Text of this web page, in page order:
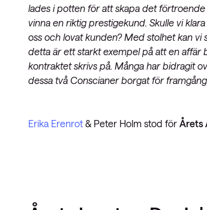
lades i potten för att skapa det
vinna en riktig prestigekund. Skulle vi
oss och lovat kunden? Med stolhet kan vi
detta är ett starkt exempel på att en affär
kontraktet skrivs på. Många har bidragit
dessa två Conscianer borgat för framgång.
Erika Erenrot& Peter Holm stod för Årets